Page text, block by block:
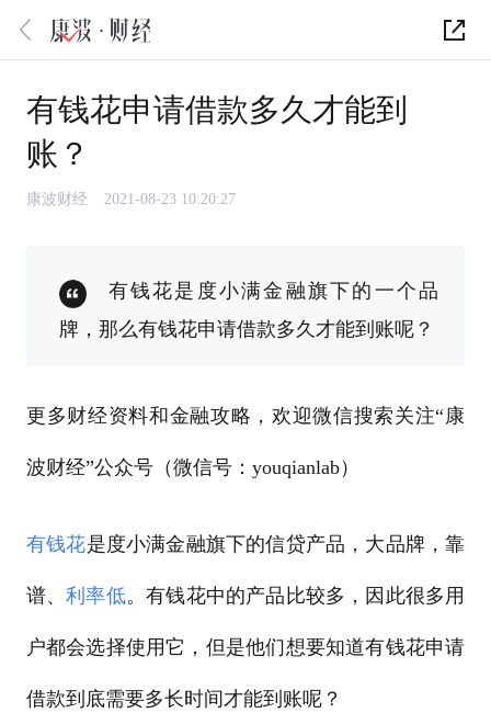
有钱花申请借款多久才能到
账？
康波财经 2021-08-23 10:20:27
有钱花是度小满金融旗下的一个品
牌，那么有钱花申请借款多久才能到账呢？
更多财经资料和金融攻略，欢迎微信搜索关注“康
波财经”公众号（微信号：youqianlab）
有钱花是度小满金融旗下的信贷产品，大品牌，靠
谱、利率低。有钱花中的产品比较多，因此很多用
户都会选择使用它，但是他们想要知道有钱花申请
借款到底需要多长时间才能到账呢？